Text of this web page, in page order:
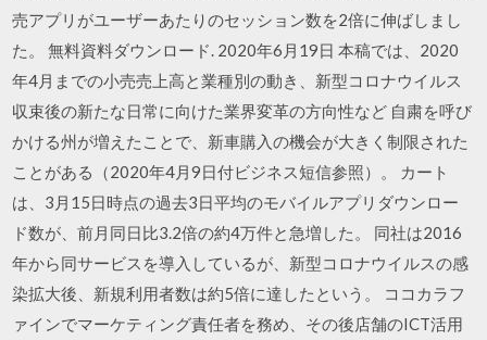
売アプリがユーザーあたりのセッション数を2倍に伸ばしまし
た。 無料資料ダウンロード. 2020年6月19日 本稿では、2020
年4月までの小売売上高と業種別の動き、新型コロナウイルス
収束後の新たな日常に向けた業界変革の方向性など 自粛を呼び
かける州が増えたことで、新車購入の機会が大きく制限された
ことがある（2020年4月9日付ビジネス短信参照）。 カート
は、3月15日時点の過去3日平均のモバイルアプリダウンロー
ド数が、前月同日比3.2倍の約4万件と急増した。 同社は2016
年から同サービスを導入しているが、新型コロナウイルスの感
染拡大後、新規利用者数は約5倍に達したという。 ココカラフ
ァインでマーケティング責任者を務め、その後店舗のICT活用